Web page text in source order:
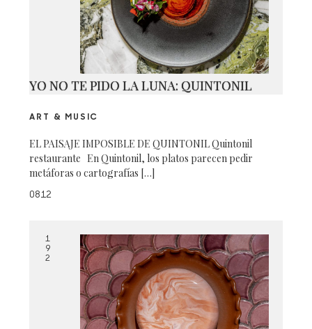
YO NO TE PIDO LA LUNA: QUINTONIL
ART & MUSIC
EL PAISAJE IMPOSIBLE DE QUINTONIL Quintonil
restaurante En Quintonil, los platos parecen pedir
metáforas o cartografías […]
0812
1
9
2